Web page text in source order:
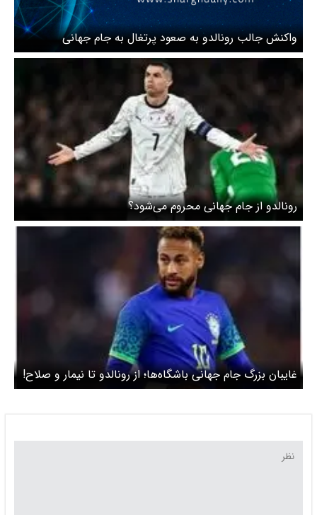
واکنش جالب رونالدو به صعود پرتغال به جام جهانی
رونالدو از جام جهانی محروم می‌شود؟
غایبان بزرگ جام جهانی باشگاه‌ها؛ از رونالدو تا نیمار و صلاح!